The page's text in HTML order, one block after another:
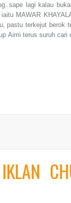
lagi kalau
iaitu MAWAR
pastu terkejut berok
Aimi terus suruh